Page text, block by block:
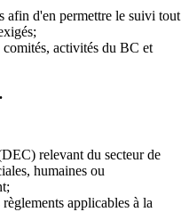
afin d'en permettre le suivi tout
activités du BC et
relevant du secteur de
humaines ou
applicables à la